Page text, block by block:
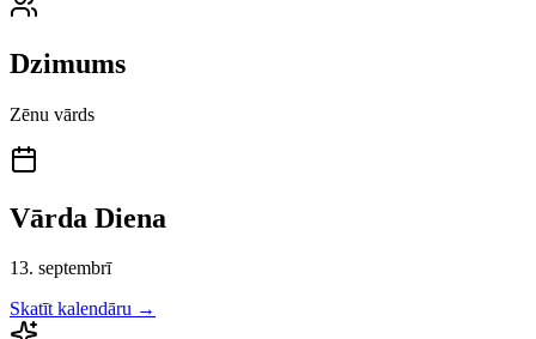
Dzimums
Zēnu vārds
Vārda Diena
13. septembrī
Skatīt kalendāru →